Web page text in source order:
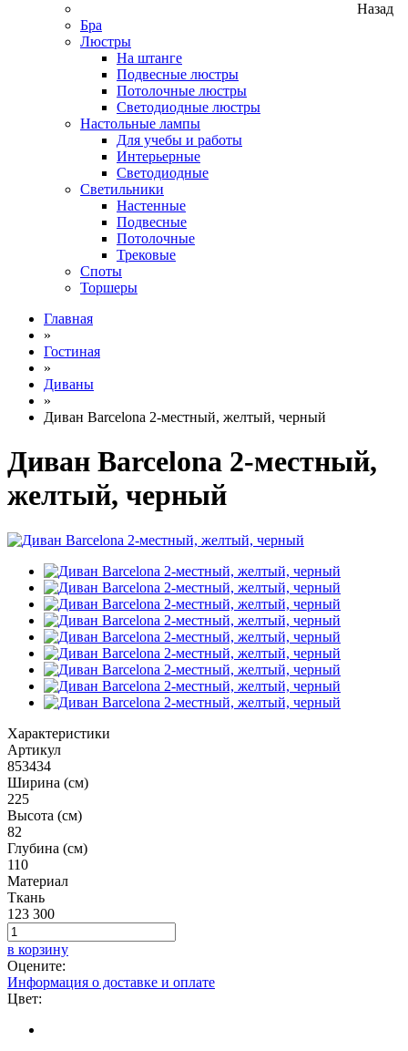
Назад
Бра
Люстры
На штанге
Подвесные люстры
Потолочные люстры
Светодиодные люстры
Настольные лампы
Для учебы и работы
Интерьерные
Светодиодные
Светильники
Настенные
Подвесные
Потолочные
Трековые
Споты
Торшеры
Главная
»
Гостиная
»
Диваны
»
Диван Barcelona 2-местный, желтый, черный
Диван Barcelona 2-местный,
желтый, черный
Характеристики
Артикул
853434
Ширина (см)
225
Высота (см)
82
Глубина (см)
110
Материал
Ткань
123 300
в корзину
Оцените:
Информация о доставке и оплате
Цвет: